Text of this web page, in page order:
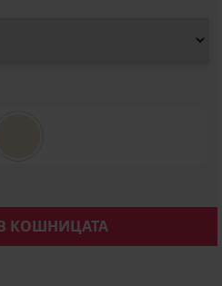
КОШНИЦАТА